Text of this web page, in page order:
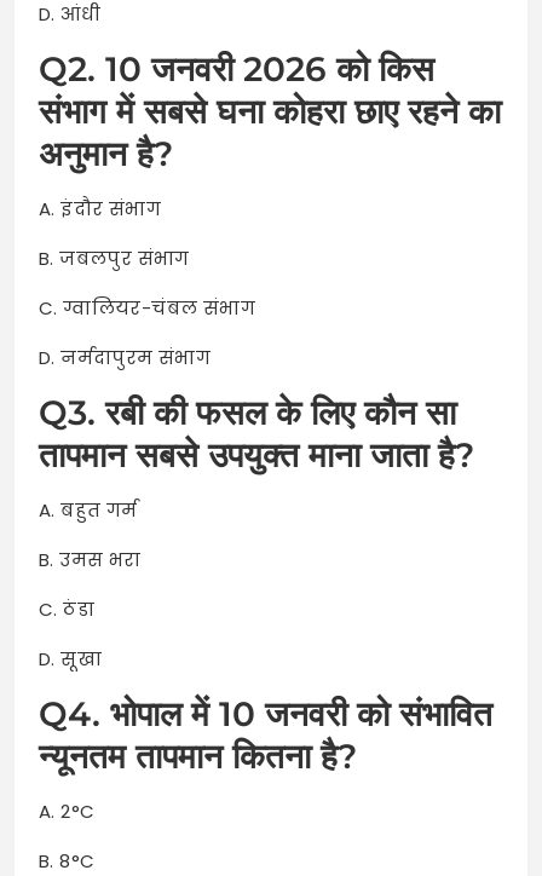
D. आंधी
Q2. 10 जनवरी 2026 को किस
संभाग में सबसे घना कोहरा छाए रहने का
अनुमान है?
A. इंदौर संभाग
B. जबलपुर संभाग
C. ग्वालियर-चंबल संभाग
D. नर्मदापुरम संभाग
Q3. रबी की फसल के लिए कौन सा
तापमान सबसे उपयुक्त माना जाता है?
A. बहुत गर्म
B. उमस भरा
C. ठंडा
D. सूखा
Q4. भोपाल में 10 जनवरी को संभावित
न्यूनतम तापमान कितना है?
A. 2°C
B. 8°C